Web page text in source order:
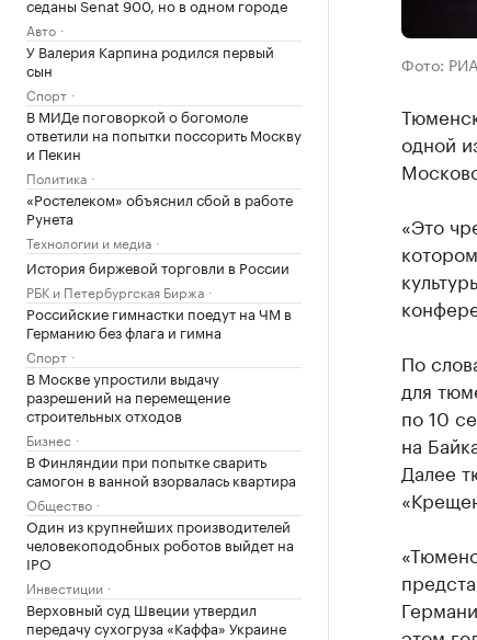
седаны Senat 900, но в одном городе
Авто
У Валерия Карпина родился первый
сын
Спорт
В МИДе поговоркой о богомоле
ответили на попытки поссорить Москву
и Пекин
Политика
«Ростелеком» объяснил сбой в работе
Рунета
Технологии и медиа
История биржевой торговли в России
РБК и Петербургская Биржа
Российские гимнастки поедут на ЧМ в
Германию без флага и гимна
Спорт
В Москве упростили выдачу
разрешений на перемещение
строительных отходов
Бизнес
В Финляндии при попытке сварить
самогон в ванной взорвалась квартира
Общество
Один из крупнейших производителей
человекоподобных роботов выйдет на
IPO
Инвестиции
Верховный суд Швеции утвердил
передачу сухогруза «Каффа» Украине
Фото:
одной
«Это
По
для
по 10
на
Далее